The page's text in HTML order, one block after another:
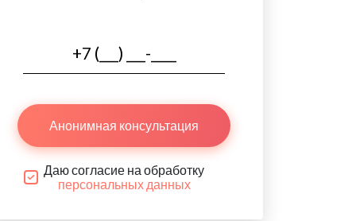
Анонимная консультация
Даю согласие на обработку
персональных данных